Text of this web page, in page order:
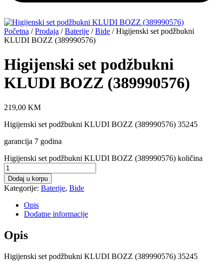
Početna /Prodaja /Baterije /Bide / Higijenski set podžbukni
KLUDI BOZZ (389990576)
Higijenski set podžbukni
KLUDI BOZZ (389990576)
219,00 KM
Higijenski set podžbukni KLUDI BOZZ (389990576) 35245
garancija 7 godina
Higijenski set podžbukni KLUDI BOZZ (389990576) količina
Dodaj u korpu
Kategorije: Baterije, Bide
Opis
Dodatne informacije
Opis
Higijenski set podžbukni KLUDI BOZZ (389990576) 35245